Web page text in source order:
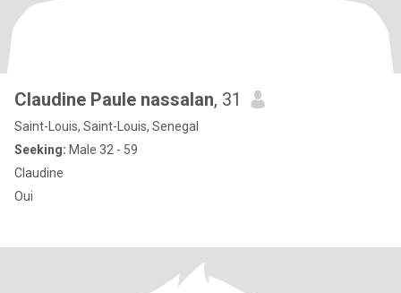
Claudine Paule nassalan, 31
Saint-Louis, Saint-Louis, Senegal
Seeking: Male 32 - 59
Claudine
Oui